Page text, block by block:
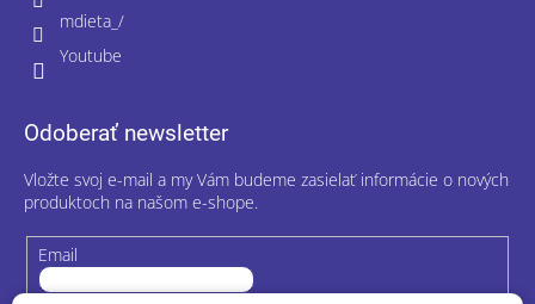
mdieta_/
Youtube
Odoberať newsletter
Vložte svoj e-mail a my Vám budeme zasielať informácie o nových
produktoch na našom e-shope.
Email